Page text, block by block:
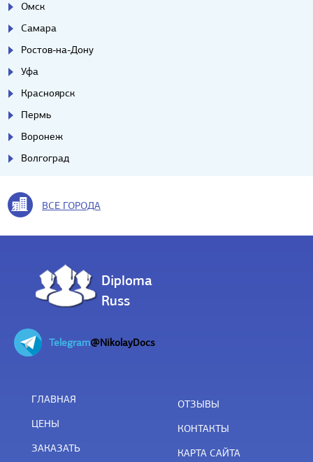
Омск
Самара
Ростов-на-Дону
Уфа
Красноярск
Пермь
Воронеж
Волгоград
ВСЕ ГОРОДА
Diploma
Russ
Telegram@NikolayDocs
ГЛАВНАЯ
ЦЕНЫ
ЗАКАЗАТЬ
ОТЗЫВЫ
КОНТАКТЫ
КАРТА САЙТА